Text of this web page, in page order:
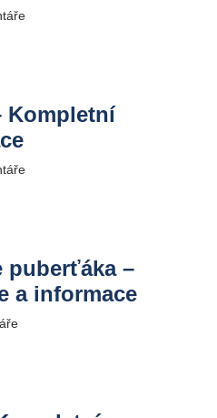
Kompletní
puberťáka –
a informace